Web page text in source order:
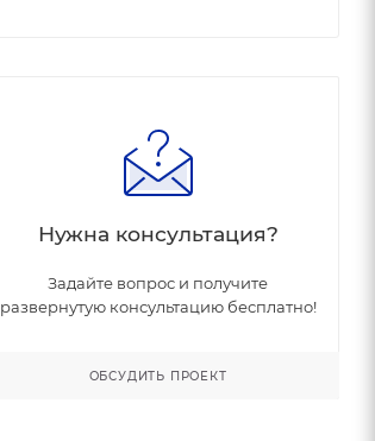
Нужна консультация?
Задайте вопрос и получите
развернутую консультацию бесплатно!
ОБСУДИТЬ ПРОЕКТ